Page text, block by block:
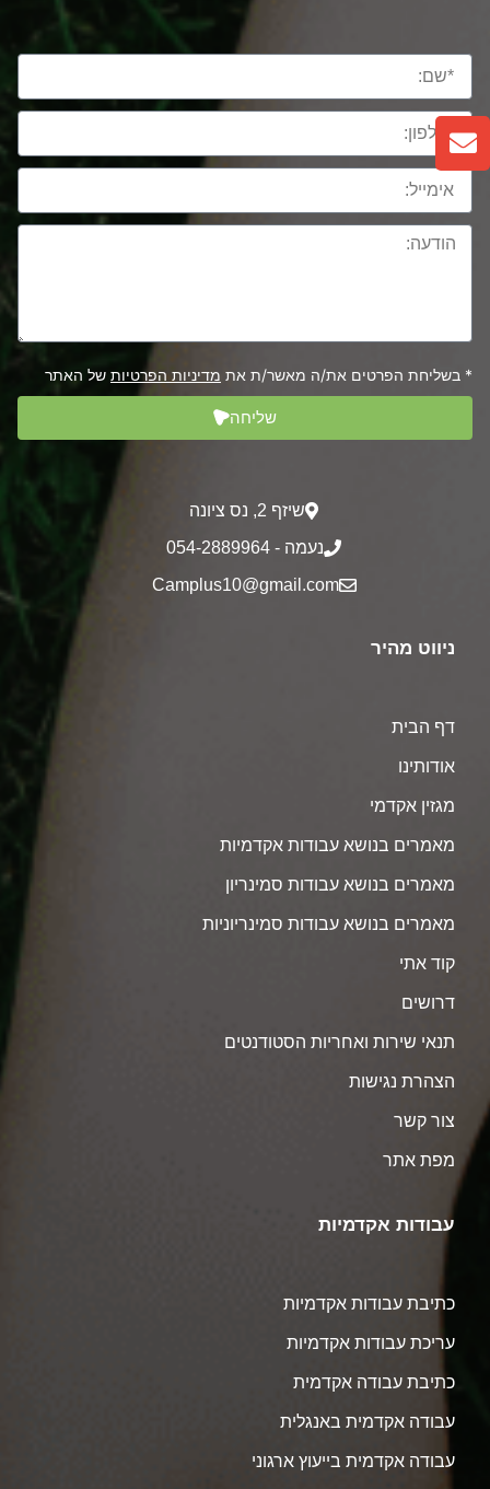
* בשליחת הפרטים את/ה מאשר/ת את מדיניות הפרטיות של האתר
שליחה
שיזף 2‎, נס ציונה
נעמה - 054-2889964
Camplus10@gmail.com
ניווט מהיר
דף הבית
אודותינו
מגזין אקדמי
מאמרים בנושא עבודות אקדמיות
מאמרים בנושא עבודות סמינריון
מאמרים בנושא עבודות סמינריוניות
קוד אתי
דרושים
תנאי שירות ואחריות הסטודנטים
הצהרת נגישות
צור קשר
מפת אתר
עבודות אקדמיות
כתיבת עבודות אקדמיות
עריכת עבודות אקדמיות
כתיבת עבודה אקדמית
עבודה אקדמית באנגלית
עבודה אקדמית בייעוץ ארגוני